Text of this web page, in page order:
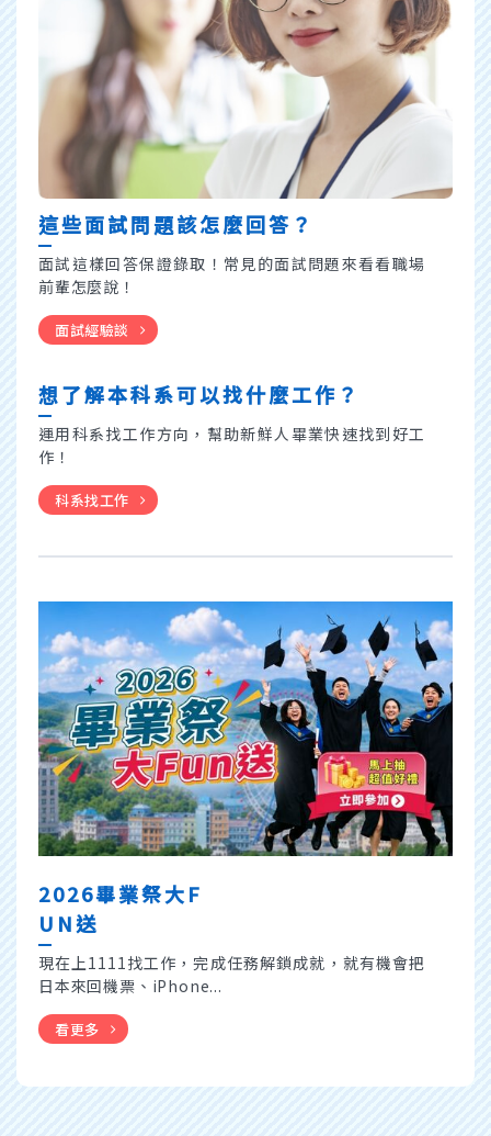
這些面試問題該怎麼回答？
面試這樣回答保證錄取！常見的面試問題來看看職場
前輩怎麼說！
面試經驗談
想了解本科系可以找什麼工作？
運用科系找工作方向，幫助新鮮人畢業快速找到好工
作！
科系找工作
2026畢業祭大F
UN送
現在上1111找工作，完成任務解鎖成就，就有機會把
日本來回機票、iPhone...
看更多